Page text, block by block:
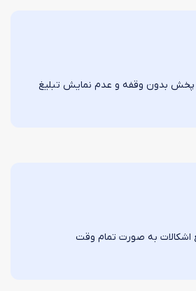
پخش بدون وقفه و عدم نمایش تبلیغ
اشکالات به صورت تمام وقت